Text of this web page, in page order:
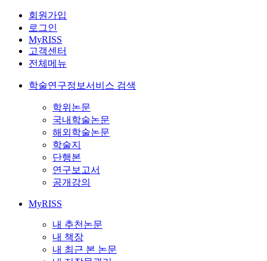
회원가입
로그인
MyRISS
고객센터
전체메뉴
학술연구정보서비스 검색
학위논문
국내학술논문
해외학술논문
학술지
단행본
연구보고서
공개강의
MyRISS
내 추천논문
내 책장
내 최근 본 논문